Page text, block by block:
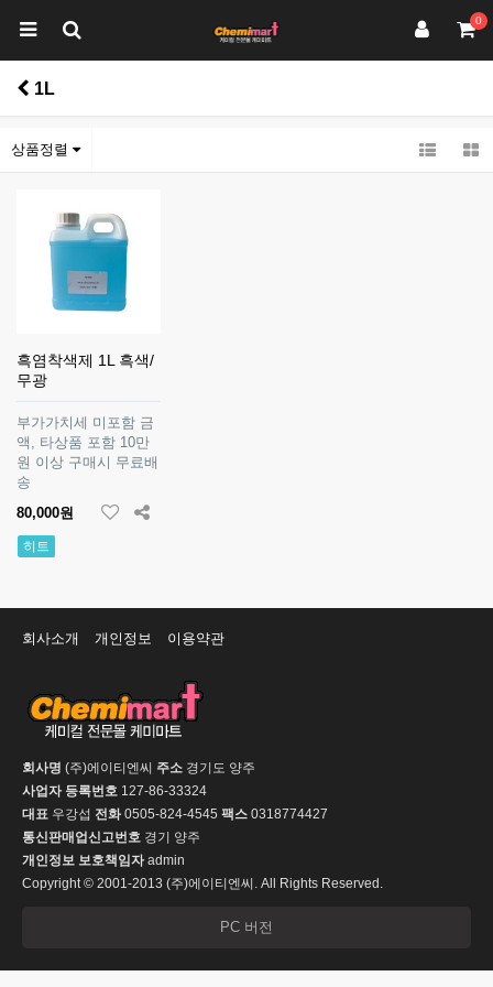
0
1L
상품정렬
흑염착색제 1L 흑색/
무광
부가가치세 미포함 금
액, 타상품 포함 10만
원 이상 구매시 무료배
송
80,000원
히트
회사소개 개인정보 이용약관
회사명 (주)에이티엔씨 주소 경기도 양주
사업자 등록번호 127-86-33324
대표 우강섭 전화0505-824-4545 팩스 0318774427
통신판매업신고번호 경기 양주
개인정보 보호책임자admin
Copyright © 2001-2013 (주)에이티엔씨. All Rights Reserved.
PC 버전